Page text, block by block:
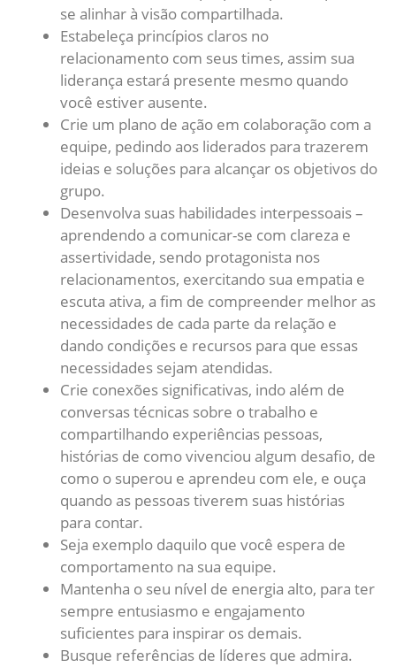
se alinhar à visão compartilhada.
Estabeleça princípios claros no
relacionamento com seus times, assim sua
liderança estará presente mesmo quando
você estiver ausente.
Crie um plano de ação em colaboração com a
equipe, pedindo aos liderados para trazerem
ideias e soluções para alcançar os objetivos do
grupo.
Desenvolva suas habilidades interpessoais –
aprendendo a comunicar-se com clareza e
assertividade, sendo protagonista nos
relacionamentos, exercitando sua empatia e
escuta ativa, a fim de compreender melhor as
necessidades de cada parte da relação e
dando condições e recursos para que essas
necessidades sejam atendidas.
Crie conexões significativas, indo além de
conversas técnicas sobre o trabalho e
compartilhando experiências pessoas,
histórias de como vivenciou algum desafio, de
como o superou e aprendeu com ele, e ouça
quando as pessoas tiverem suas histórias
para contar.
Seja exemplo daquilo que você espera de
comportamento na sua equipe.
Mantenha o seu nível de energia alto, para ter
sempre entusiasmo e engajamento
suficientes para inspirar os demais.
Busque referências de líderes que admira.